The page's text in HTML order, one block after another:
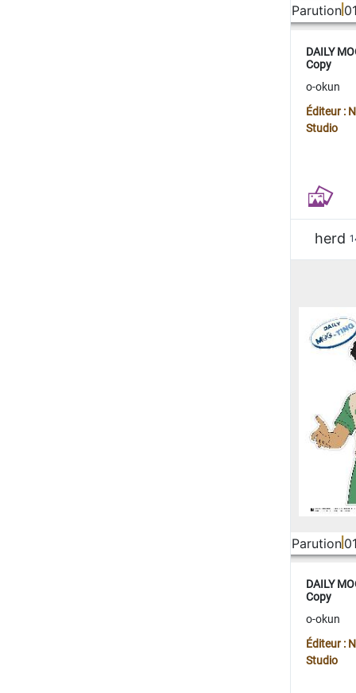
Parution
DAILY
Copy
o-okun
Éditeur :
Studio
herd
Parution
DAILY
Copy
o-okun
Éditeur :
Studio